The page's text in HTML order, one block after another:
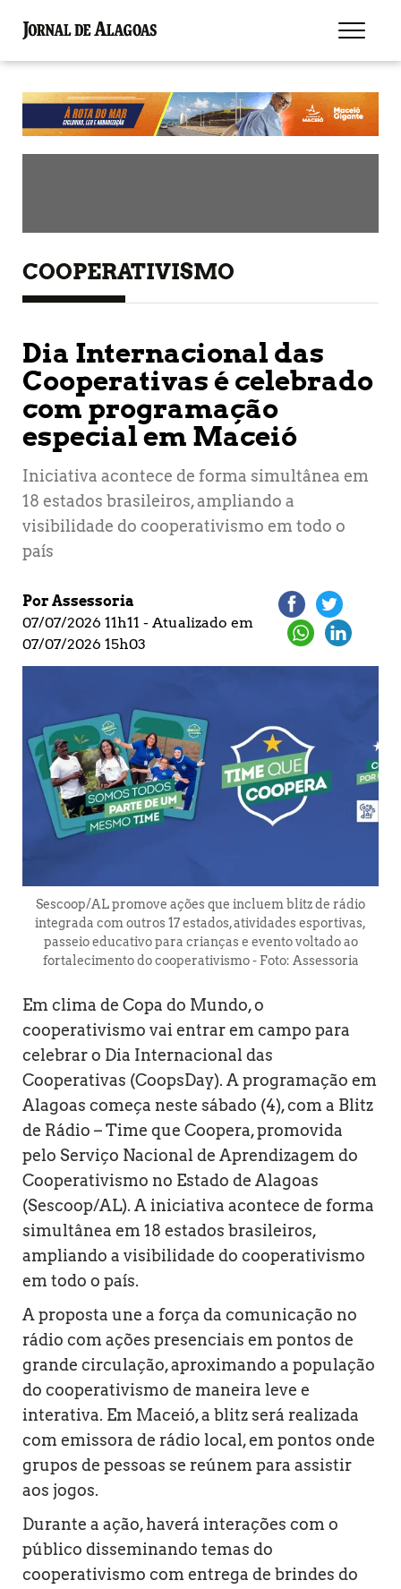
COOPERATIVISMO
Dia Internacional das
Cooperativas é celebrado
com programação
especial em Maceió
Iniciativa acontece de forma simultânea em
18 estados brasileiros, ampliando a
visibilidade do cooperativismo em todo o
país
Por Assessoria
07/07/2026 11h11 - Atualizado em
07/07/2026 15h03
Sescoop/AL promove ações que incluem blitz de rádio
integrada com outros 17 estados, atividades esportivas,
passeio educativo para crianças e evento voltado ao
fortalecimento do cooperativismo - Foto: Assessoria
Em clima de Copa do Mundo, o
cooperativismo vai entrar em campo para
celebrar o Dia Internacional das
Cooperativas (CoopsDay). A programação em
Alagoas começa neste sábado (4), com a Blitz
de Rádio – Time que Coopera, promovida
pelo Serviço Nacional de Aprendizagem do
Cooperativismo no Estado de Alagoas
(Sescoop/AL). A iniciativa acontece de forma
simultânea em 18 estados brasileiros,
ampliando a visibilidade do cooperativismo
em todo o país.
A proposta une a força da comunicação no
rádio com ações presenciais em pontos de
grande circulação, aproximando a população
do cooperativismo de maneira leve e
interativa. Em Maceió, a blitz será realizada
com emissora de rádio local, em pontos onde
grupos de pessoas se reúnem para assistir
aos jogos.
Durante a ação, haverá interações com o
público disseminando temas do
cooperativismo com entrega de brindes do